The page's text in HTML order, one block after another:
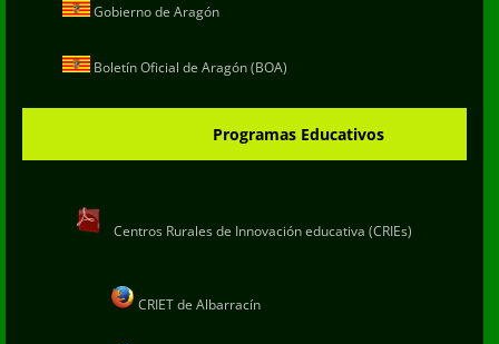
Gobierno de Aragón
Boletín Oficial de Aragón (BOA)
Programas Educativos
Centros Rurales de Innovación educativa (CRIEs)
CRIET de Albarracín